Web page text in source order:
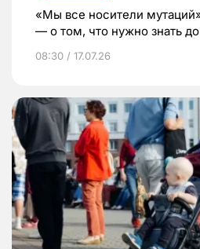
«Мы все носители
— о том, что нужно знать
08:30 / 17.07.26